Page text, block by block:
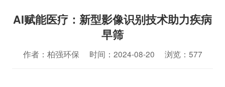
AI赋能医疗：新型影像识别技术助力疾病
早筛
作者：柏强环保 时间：2024-08-20 浏览：577